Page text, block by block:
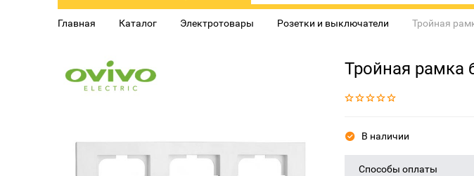
Главная Каталог Электротовары Розетки и выключатели Тройная
Тройная рамка
В наличии
Способы оплаты